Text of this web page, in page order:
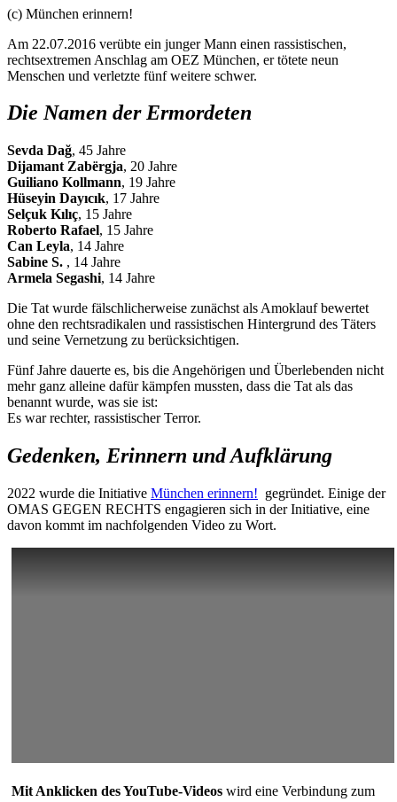
(c) München erinnern!
Am 22.07.2016 verübte ein junger Mann einen rassistischen,
rechtsextremen Anschlag am OEZ München, er tötete neun
Menschen und verletzte fünf weitere schwer.
Die Namen der Ermordeten
Sevda Dağ, 45 Jahre
Dijamant Zabërgja, 20 Jahre
Guiliano Kollmann, 19 Jahre
Hüseyin Dayıcık, 17 Jahre
Selçuk Kılıç, 15 Jahre
Roberto Rafael, 15 Jahre
Can Leyla, 14 Jahre
Sabine S. , 14 Jahre
Armela Segashi, 14 Jahre
Die Tat wurde fälschlicherweise zunächst als Amoklauf bewertet
ohne den rechtsradikalen und rassistischen Hintergrund des Täters
und seine Vernetzung zu berücksichtigen.
Fünf Jahre dauerte es, bis die Angehörigen und Überlebenden nicht
mehr ganz alleine dafür kämpfen mussten, dass die Tat als das
benannt wurde, was sie ist:
Es war rechter, rassistischer Terror.
Gedenken, Erinnern und Aufklärung
2022 wurde die Initiative München erinnern! gegründet. Einige der
OMAS GEGEN RECHTS engagieren sich in der Initiative, eine
davon kommt im nachfolgenden Video zu Wort.
Mit Anklicken des YouTube-Videos wird eine Verbindung zum